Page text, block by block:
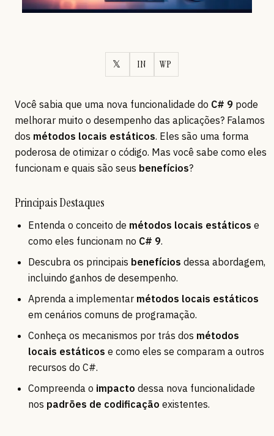
𝕏 IN WP
Você sabia que uma nova funcionalidade do C# 9 pode
melhorar muito o desempenho das aplicações? Falamos
dos métodos locais estáticos. Eles são uma forma
poderosa de otimizar o código. Mas você sabe como eles
funcionam e quais são seus benefícios?
Principais Destaques
Entenda o conceito de métodos locais estáticos e
como eles funcionam no C# 9.
Descubra os principais benefícios dessa abordagem,
incluindo ganhos de desempenho.
Aprenda a implementar métodos locais estáticos
em cenários comuns de programação.
Conheça os mecanismos por trás dos métodos
locais estáticos e como eles se comparam a outros
recursos do C#.
Compreenda o impacto dessa nova funcionalidade
nos padrões de codificação existentes.